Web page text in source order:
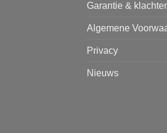
Garantie &
Algemene
Privacy
Nieuws